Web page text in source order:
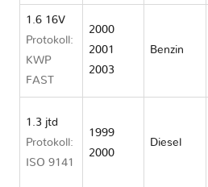
1.6 16V
Protokoll:
KWP
FAST
2000
2001
2003
Benzin
1.3 jtd
Protokoll:
ISO 9141
1999
2000
Diesel